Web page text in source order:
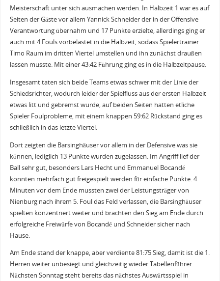
Meisterschaft unter sich ausmachen werden. In Halbzeit 1 war es auf
Seiten der Gäste vor allem Yannick Schneider der in der Offensive
Verantwortung übernahm und 17 Punkte erzielte, allerdings ging er
auch mit 4 Fouls vorbelastet in die Halbzeit, sodass Spielertrainer
Timo Raum im dritten Viertel umstellen und ihn zunächst draußen
lassen musste. Mit einer 43:42 Führung ging es in die Halbzeitpause.
Insgesamt taten sich beide Teams etwas schwer mit der Linie der
Schiedsrichter, wodurch leider der Spielfluss aus der ersten Halbzeit
etwas litt und gebremst wurde, auf beiden Seiten hatten etliche
Spieler Foulprobleme, mit einem knappen 59:62 Rückstand ging es
schließlich in das letzte Viertel.
Dort zeigten die Barsinghäuser vor allem in der Defensive was sie
können, lediglich 13 Punkte wurden zugelassen. Im Angriff lief der
Ball sehr gut, besonders Lars Hecht und Emmanuel Bocandé
konnten mehrfach gut freigespielt werden für einfache Punkte. 4
Minuten vor dem Ende mussten zwei der Leistungsträger von
Nienburg nach ihrem 5. Foul das Feld verlassen, die Barsinghäuser
spielten konzentriert weiter und brachten den Sieg am Ende durch
erfolgreiche Freiwürfe von Bocandé und Schneider sicher nach
Hause.
Am Ende stand der knappe, aber verdiente 81:75 Sieg, damit ist die 1.
Herren weiter unbesiegt und gleichzeitig wieder Tabellenführer.
Nächsten Sonntag steht bereits das nächstes Auswärtsspiel in